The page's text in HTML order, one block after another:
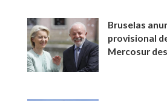
Bruselas
provisional
Mercosur